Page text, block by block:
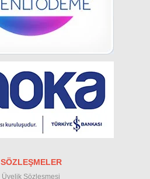
SÖZLEŞMELER
Üyelik Sözleşmesi